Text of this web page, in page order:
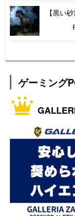
【黒い
ゲーミング